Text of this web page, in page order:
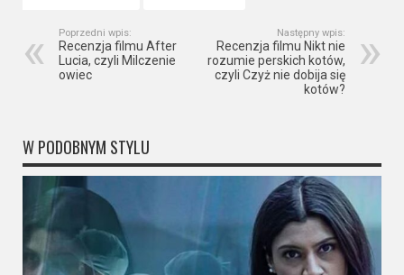
Poprzedni wpis:
Recenzja filmu After
Lucia, czyli Milczenie
owiec
Następny wpis:
Recenzja filmu Nikt nie
rozumie perskich kotów,
czyli Czyż nie dobija się
kotów?
W PODOBNYM STYLU